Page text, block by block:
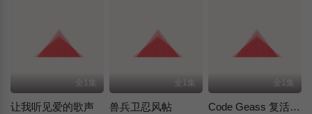
全1集
让我听见爱的歌声
全1集
兽兵卫忍风帖
全1集
Code Geass 复活的鲁路修